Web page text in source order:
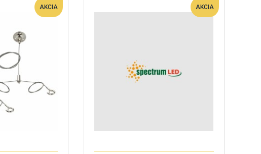
AKCIA AKCIA